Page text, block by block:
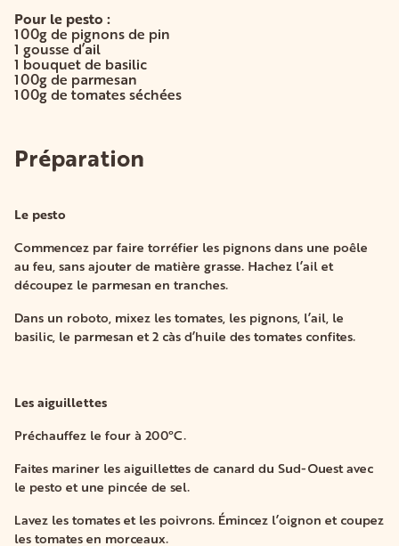
Pour le pesto :
100g de pignons de pin
1 gousse d’ail
1 bouquet de basilic
100g de parmesan
100g de tomates séchées
Préparation
Le pesto
Commencez par faire torréfier les pignons dans une poêle
au feu, sans ajouter de matière grasse. Hachez l’ail et
découpez le parmesan en tranches.
Dans un roboto, mixez les tomates, les pignons, l’ail, le
basilic, le parmesan et 2 càs d’huile des tomates confites.
Les aiguillettes
Préchauffez le four à 200°C.
Faites mariner les aiguillettes de canard du Sud-Ouest avec
le pesto et une pincée de sel.
Lavez les tomates et les poivrons. Émincez l’oignon et coupez
les tomates en morceaux.